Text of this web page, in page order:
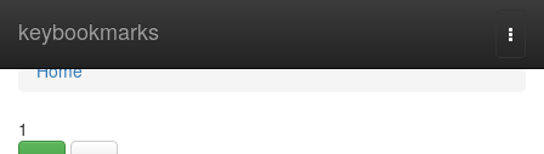
keybookmarks
Home
Home
1